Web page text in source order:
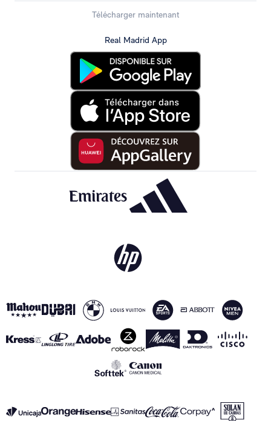
Télécharger maintenant
Real Madrid App